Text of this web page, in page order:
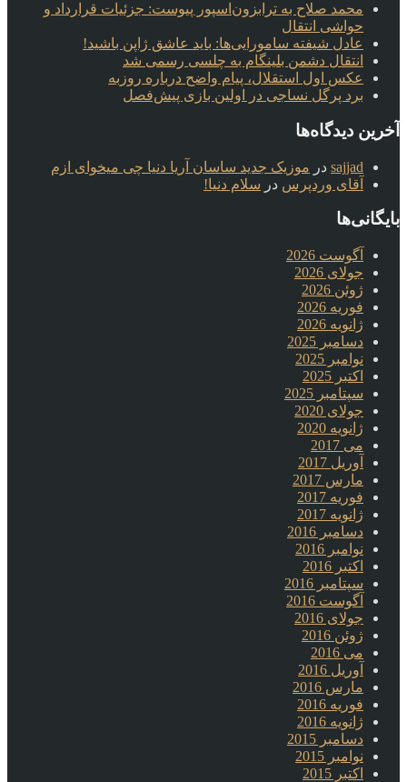
محمد صلاح به ترابزون‌اسپور پیوست: جزئیات قرارداد و
حواشی انتقال
عادل شیفته سامورایی‌ها: باید عاشق ژاپن باشید!
انتقال دشمن بلینگام به چلسی رسمی شد
عکس اول استقلال، پیام واضح درباره روزبه
برد پرگل نساجی در اولین بازی پیش‌فصل
آخرین دیدگاه‌ها
sajjad در موزیک جدید ساسان آریا دنیا چی میخوای ازم
آقای وردپرس در سلام دنیا!
بایگانی‌ها
آگوست 2026
جولای 2026
ژوئن 2026
فوریه 2026
ژانویه 2026
دسامبر 2025
نوامبر 2025
اکتبر 2025
سپتامبر 2025
جولای 2020
ژانویه 2020
می 2017
آوریل 2017
مارس 2017
فوریه 2017
ژانویه 2017
دسامبر 2016
نوامبر 2016
اکتبر 2016
سپتامبر 2016
آگوست 2016
جولای 2016
ژوئن 2016
می 2016
آوریل 2016
مارس 2016
فوریه 2016
ژانویه 2016
دسامبر 2015
نوامبر 2015
اکتبر 2015